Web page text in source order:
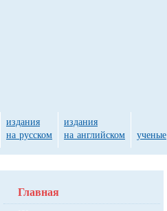
Главная
издания
на русском
издания
на английском
ученые